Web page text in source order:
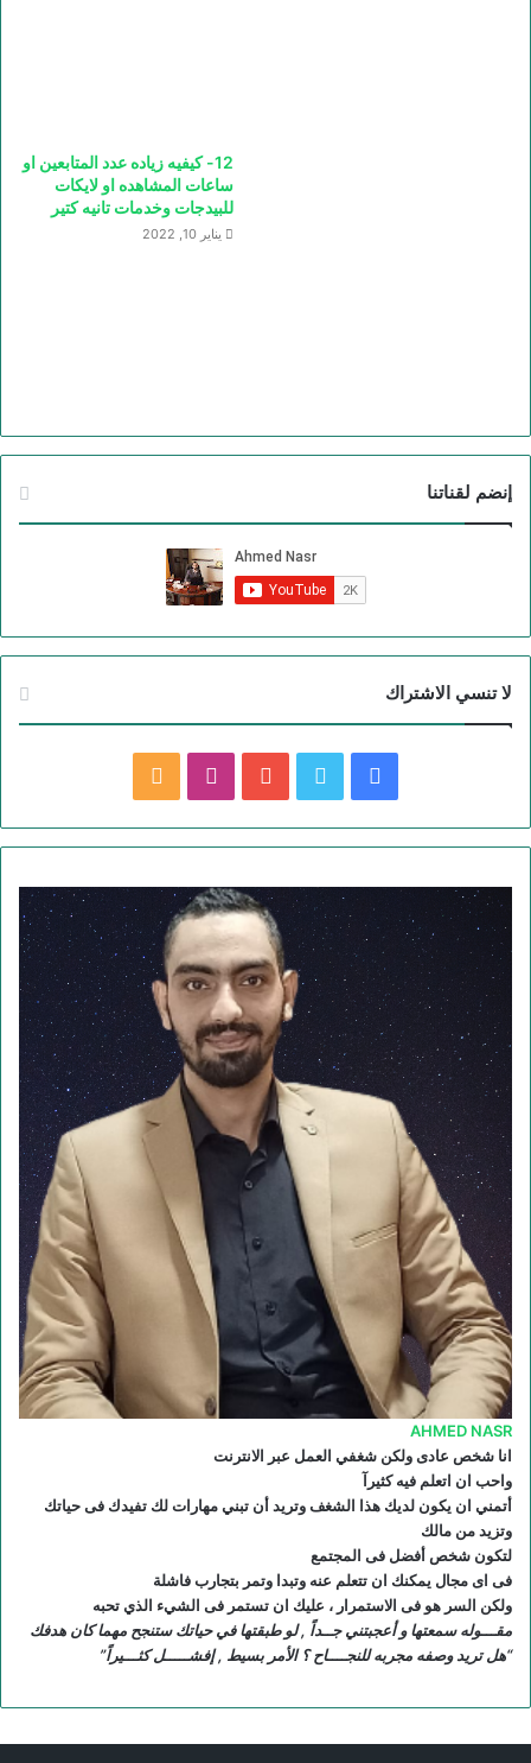
12- كيفيه زياده عدد المتابعين او
ساعات المشاهده او لايكات
للبيدجات وخدمات تانيه كتير
يناير 10, 2022
إنضم لقناتنا
لا تنسي الاشتراك
ي
و
ك
و
ت
ر
و
ي
و
ب
ن
ت
ق
ر
ا
م
ل
ص
ا
ل
م
و
ق
AHMED NASR
انا شخص عادى ولكن شغفي العمل عبر الانترنت
واحب ان اتعلم فيه كثيرآ
أتمني ان يكون لديك هذا الشغف وتريد أن تبني مهارات لك تفيدك فى حياتك
وتزيد من مالك
لتكون شخص أفضل فى المجتمع
فى اى مجال يمكنك ان تتعلم عنه وتبدا وتمر بتجارب فاشلة
ولكن السر هو فى الاستمرار ، عليك ان تستمر فى الشيء الذي تحبه
مقـــوله سمعتها و أعجبتني جــداً , لو طبقتها في حياتك ستنجح مهما كان هدفك
“هل تريد وصفه مجربه للنجــــاح ؟ الأمر بسيط , إفشـــــل كثـــيراً”